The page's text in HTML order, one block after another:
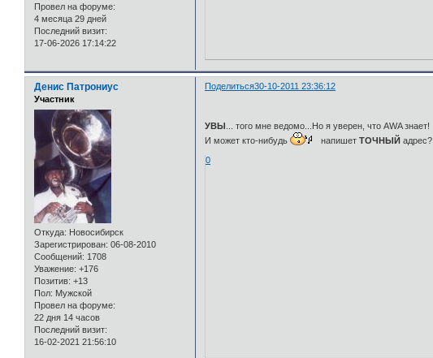
Провел на форуме:
4 месяца 29 дней
Последний визит:
17-06-2026 17:14:22
Поделиться30-10-2011 23:36:12
Денис Патрониус
Участник
Откуда: Новосибирск
Зарегистрирован: 06-08-2010
Сообщений: 1708
Уважение: +176
Позитив: +13
Пол: Мужской
Провел на форуме:
22 дня 14 часов
Последний визит:
16-02-2021 21:56:10
УВЫ ... того мне ведомо...Но я уверен, что AWA знает!
И может кто-нибудь
напишетТОЧНЫЙ адрес?
0